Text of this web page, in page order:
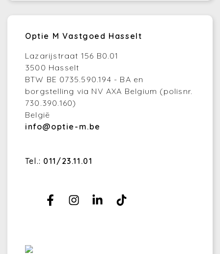
Optie M Vastgoed Hasselt
Lazarijstraat 156 B0.01
3500 Hasselt
BTW BE 0735.590.194 - BA en
borgstelling via NV AXA Belgium (polisnr.
730.390.160)
België
info@optie-m.be
Tel.: 011/23.11.01